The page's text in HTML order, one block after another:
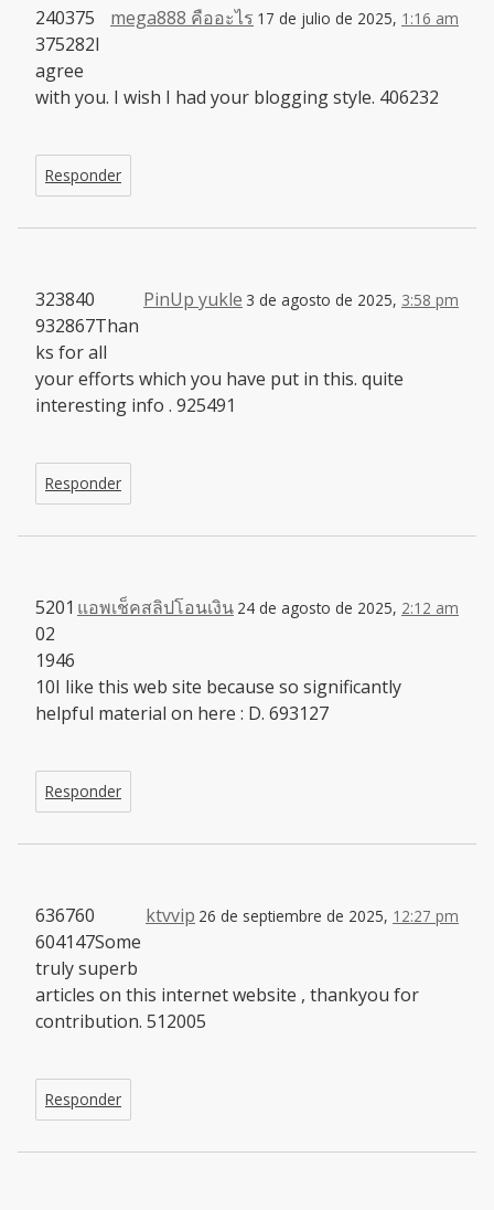
mega888 คืออะไร 17 de julio de 2025, 1:16 am
240375
375282I
agree
with you. I wish I had your blogging style. 406232
Responder
PinUp yukle 3 de agosto de 2025, 3:58 pm
323840
932867Than
ks for all
your efforts which you have put in this. quite
interesting info . 925491
Responder
แอพเช็คสลิปโอนเงิน 24 de agosto de 2025, 2:12 am
5201
02
1946
10I like this web site because so significantly
helpful material on here : D. 693127
Responder
ktvvip 26 de septiembre de 2025, 12:27 pm
636760
604147Some
truly superb
articles on this internet website , thankyou for
contribution. 512005
Responder